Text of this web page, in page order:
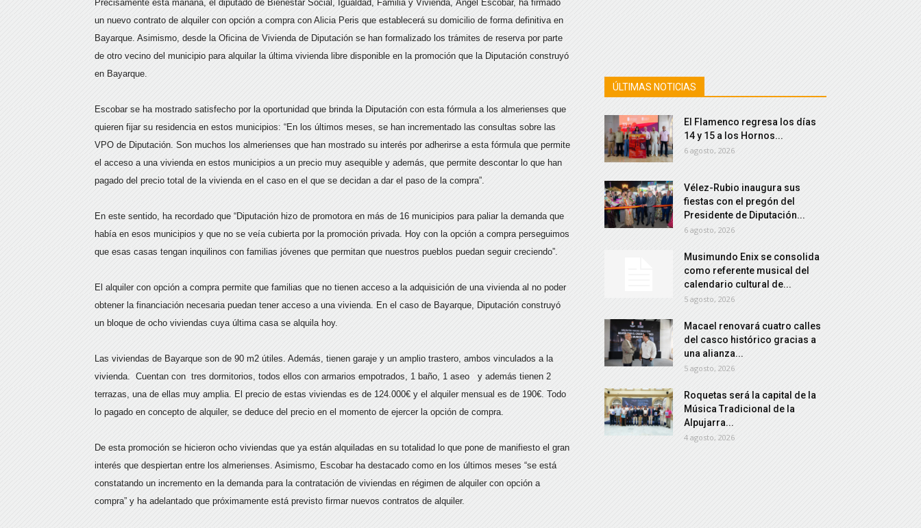
Precisamente esta mañana, el diputado de Bienestar Social, Igualdad, Familia y Vivienda, Ángel Escobar, ha firmado
un nuevo contrato de alquiler con opción a compra con Alicia Peris que establecerá su domicilio de forma definitiva en
Bayarque. Asimismo, desde la Oficina de Vivienda de Diputación se han formalizado los trámites de reserva por parte
de otro vecino del municipio para alquilar la última vivienda libre disponible en la promoción que la Diputación construyó
en Bayarque.
Escobar se ha mostrado satisfecho por la oportunidad que brinda la Diputación con esta fórmula a los almerienses que
quieren fijar su residencia en estos municipios: “En los últimos meses, se han incrementado las consultas sobre las
VPO de Diputación. Son muchos los almerienses que han mostrado su interés por adherirse a esta fórmula que permite
el acceso a una vivienda en estos municipios a un precio muy asequible y además, que permite descontar lo que han
pagado del precio total de la vivienda en el caso en el que se decidan a dar el paso de la compra”.
En este sentido, ha recordado que “Diputación hizo de promotora en más de 16 municipios para paliar la demanda que
había en esos municipios y que no se veía cubierta por la promoción privada. Hoy con la opción a compra perseguimos
que esas casas tengan inquilinos con familias jóvenes que permitan que nuestros pueblos puedan seguir creciendo”.
El alquiler con opción a compra permite que familias que no tienen acceso a la adquisición de una vivienda al no poder
obtener la financiación necesaria puedan tener acceso a una vivienda. En el caso de Bayarque, Diputación construyó
un bloque de ocho viviendas cuya última casa se alquila hoy.
Las viviendas de Bayarque son de 90 m2 útiles. Además, tienen garaje y un amplio trastero, ambos vinculados a la
vivienda. Cuentan con tres dormitorios, todos ellos con armarios empotrados, 1 baño, 1 aseo y además tienen 2
terrazas, una de ellas muy amplia. El precio de estas viviendas es de 124.000€ y el alquiler mensual es de 190€. Todo
lo pagado en concepto de alquiler, se deduce del precio en el momento de ejercer la opción de compra.
De esta promoción se hicieron ocho viviendas que ya están alquiladas en su totalidad lo que pone de manifiesto el gran
interés que despiertan entre los almerienses. Asimismo, Escobar ha destacado como en los últimos meses “se está
constatando un incremento en la demanda para la contratación de viviendas en régimen de alquiler con opción a
compra” y ha adelantado que próximamente está previsto firmar nuevos contratos de alquiler.
ÚLTIMAS NOTICIAS
El Flamenco regresa los días
14 y 15 a los Hornos...
6 agosto, 2026
Vélez-Rubio inaugura sus
fiestas con el pregón del
Presidente de Diputación...
6 agosto, 2026
Musimundo Enix se consolida
como referente musical del
calendario cultural de...
5 agosto, 2026
Macael renovará cuatro calles
del casco histórico gracias a
una alianza...
5 agosto, 2026
Roquetas será la capital de la
Música Tradicional de la
Alpujarra...
4 agosto, 2026